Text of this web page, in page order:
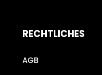
RECHTLICHES
AGB